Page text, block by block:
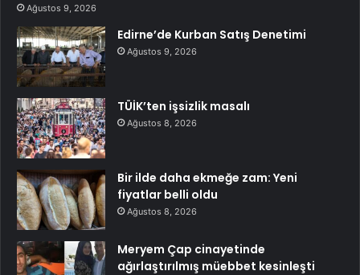
Ağustos 9, 2026
Edirne’de Kurban Satış Denetimi
Ağustos 9, 2026
TÜİK’ten işsizlik masalı
Ağustos 8, 2026
Bir ilde daha ekmeğe zam: Yeni
fiyatlar belli oldu
Ağustos 8, 2026
Meryem Çap cinayetinde
ağırlaştırılmış müebbet kesinleşti